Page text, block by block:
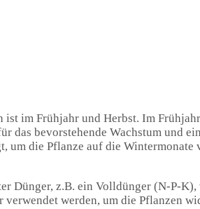
im Frühjahr und Herbst. Im
bevorstehende Wachstum und
um die Pflanze auf die Wintermonate
Dünger, z.B. ein Volldünger (N-P-
werden, um die Pflanzen